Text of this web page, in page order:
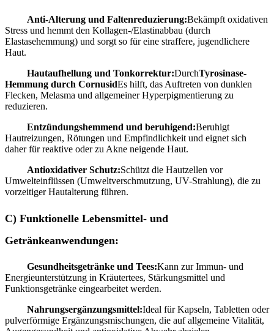
Anti-Alterung und Faltenreduzierung:Bekämpft oxidativen
Stress und hemmt den Kollagen-/Elastinabbau (durch
Elastasehemmung) und sorgt so für eine straffere, jugendlichere
Haut.
Hautaufhellung und Tonkorrektur:DurchTyrosinase-
Hemmung durch CornusidEs hilft, das Auftreten von dunklen
Flecken, Melasma und allgemeiner Hyperpigmentierung zu
reduzieren.
Entzündungshemmend und beruhigend:Beruhigt
Hautreizungen, Rötungen und Empfindlichkeit und eignet sich
daher für reaktive oder zu Akne neigende Haut.
Antioxidativer Schutz:Schützt die Hautzellen vor
Umwelteinflüssen (Umweltverschmutzung, UV-Strahlung), die zu
vorzeitiger Hautalterung führen.
C) Funktionelle Lebensmittel- und
Getränkeanwendungen:
Gesundheitsgetränke und Tees:Kann zur Immun- und
Energieunterstützung in Kräutertees, Stärkungsmittel und
Funktionsgetränke eingearbeitet werden.
Nahrungsergänzungsmittel:Ideal für Kapseln, Tabletten oder
pulverförmige Ergänzungsmischungen, die auf allgemeine Vitalität,